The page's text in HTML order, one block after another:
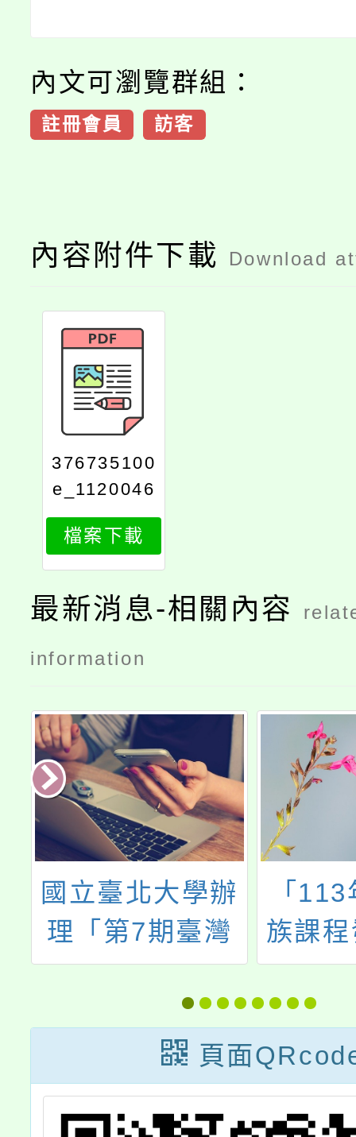
內文可瀏覽群組：
註冊會員 訪客
內容附件下載 Download
376735100
e_1120046
566_attach
1
檔案下載
最新消息-相關內容
information
國立臺北大學辦
理「第7期臺灣
自然手語基礎
「
族課
分享
民原
跨領
整教
頁面